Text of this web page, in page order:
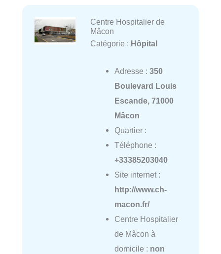
Centre Hospitalier de
Mâcon
Catégorie : Hôpital
Adresse : 350
Boulevard Louis
Escande, 71000
Mâcon
Quartier :
Téléphone :
+33385203040
Site internet :
http://www.ch-
macon.fr/
Centre Hospitalier
de Mâcon à
domicile : non